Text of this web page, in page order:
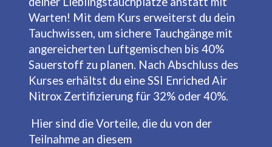
Warten! Mit dem Kurs erweiterst du dein
Tauchwissen, um sichere Tauchgänge mit
angereicherten Luftgemischen bis 40%
Sauerstoff zu planen. Nach Abschluss des
Kurses erhältst du eine SSI Enriched Air
Nitrox Zertifizierung für 32% oder 40%.
Hier sind die Vorteile, die du von der
Teilnahme an diesem